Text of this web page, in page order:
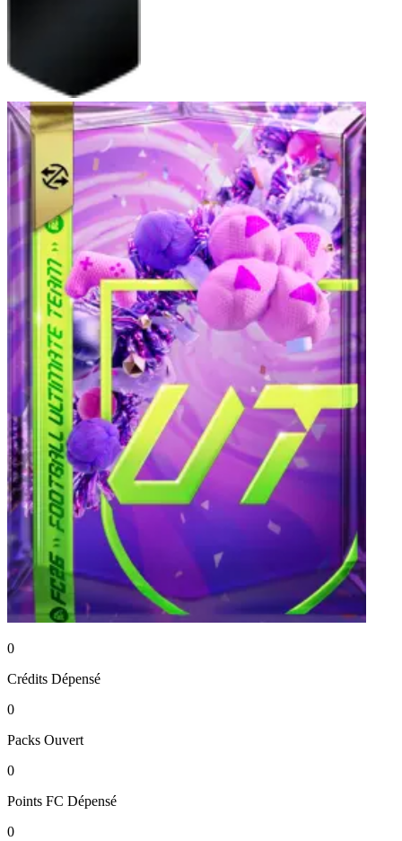
0
Crédits Dépensé
0
Packs Ouvert
0
Points FC Dépensé
0